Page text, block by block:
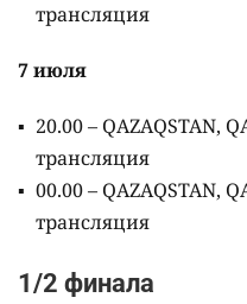
трансляция
7 июля
20.00 – QAZAQSTAN,
трансляция
00.00 – QAZAQSTAN,
трансляция
1/2 финала